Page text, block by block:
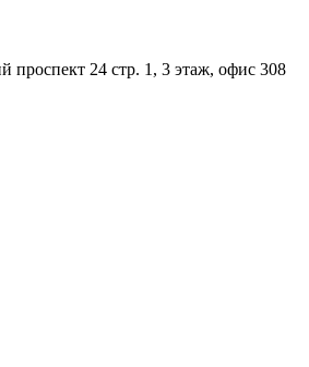
проспект 24 стр. 1, 3 этаж, офис 308